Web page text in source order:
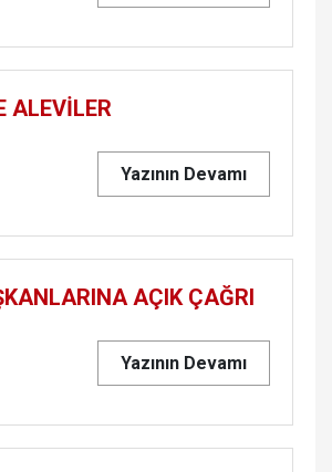
ALEVİLER
Yazının Devamı
AÇIK ÇAĞRI
Yazının Devamı